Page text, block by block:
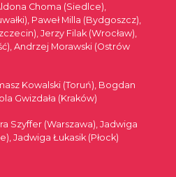
Choma (Siedlce),
Paweł Milla (Bydgoszcz),
Jerzy Filak (Wrocław),
Andrzej Morawski (Ostrów
Kowalski (Toruń), Bogdan
Gwizdała (Kraków)
Szyffer (Warszawa), Jadwiga
Jadwiga Łukasik (Płock)